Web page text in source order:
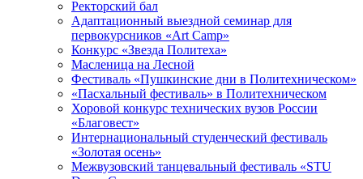
Ректорский бал
Адаптационный выездной семинар для
первокурсников «Art Camp»
Конкурс «Звезда Политеха»
Масленица на Лесной
Фестиваль «Пушкинские дни в Политехническом»
«Пасхальный фестиваль» в Политехническом
Хоровой конкурс технических вузов России
«Благовест»
Интернациональный студенческий фестиваль
«Золотая осень»
Межвузовский танцевальный фестиваль «STU